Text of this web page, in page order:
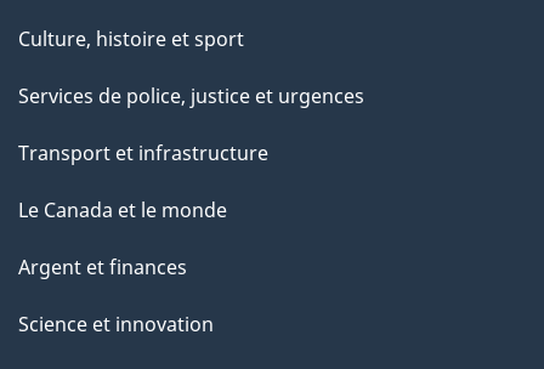
Culture, histoire et sport
Services de police, justice et urgences
Transport et infrastructure
Le Canada et le monde
Argent et finances
Science et innovation